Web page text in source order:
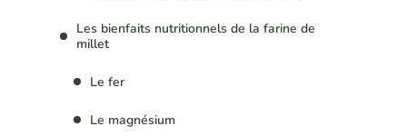
Les bienfaits nutritionnels de la farine de
millet
Le fer
Le magnésium